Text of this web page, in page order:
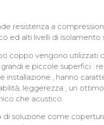
resistenza a
ed alti livelli di isolamento
coppo vengono utilizzati
e piccole superfici :
installazione , hanno
leggerezza , un
che acustico.
di soluzione come